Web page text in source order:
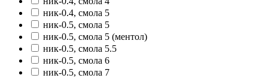
ник-0.4, смола 5
ник-0.5, смола 5
ник-0.5, смола 5 (ментол)
ник-0.5, смола 5.5
ник-0.5, смола 6
ник-0.5, смола 7